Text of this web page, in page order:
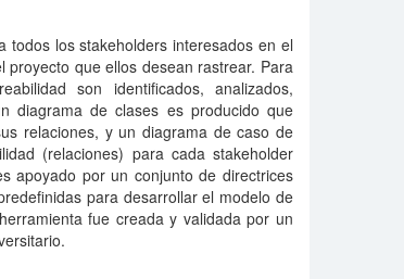
todos los stakeholders interesados en el
que ellos desean rastrear. Para
son identificados, analizados,
diagrama de clases es producido que
relaciones, y un diagrama de caso de
(relaciones) para cada stakeholder
apoyado por un conjunto de directrices
para desarrollar el modelo de
fue creada y validada por un